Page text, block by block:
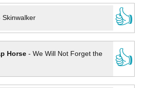
Skinwalker
👍
Horse- We Will Not Forget the
👍